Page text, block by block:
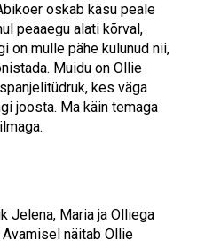
oskab käsu peale
peaaegu alati kõrval,
on mulle pähe kulunud nii,
Muidu on Ollie
kes väga
joosta. Ma käin temaga
Jelena, Maria ja Olliega
näitab Ollie